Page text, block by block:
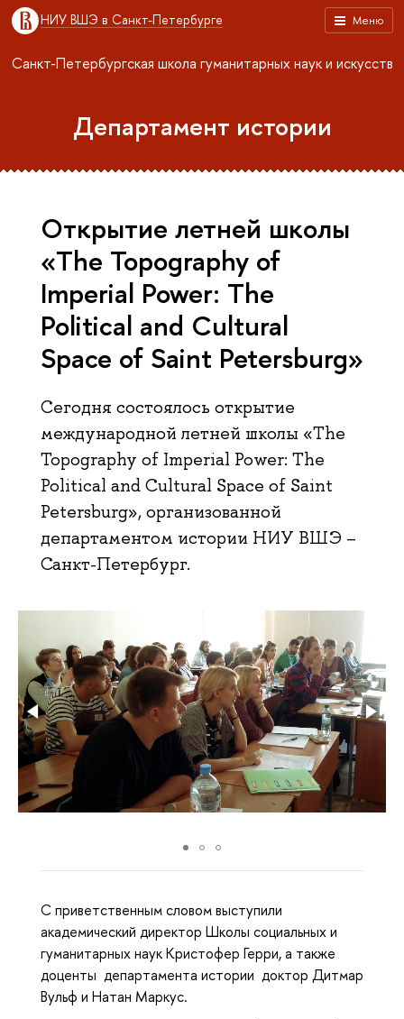
Меню
НИУ ВШЭ в Санкт-Петербурге
Санкт-Петербургская школа гуманитарных наук и искусств
Департамент истории
Открытие летней школы
«The Topography of
Imperial Power: The
Political and Cultural
Space of Saint Petersburg»
Сегодня состоялось открытие
международной летней школы «The
Topography of Imperial Power: The
Political and Cultural Space of Saint
Petersburg», организованной
департаментом истории НИУ ВШЭ –
Санкт-Петербург.
С приветственным словом выступили
академический директор Школы социальных и
гуманитарных наук Кристофер Герри, а также
доценты департамента истории доктор Дитмар
Вульф и Натан Маркус.